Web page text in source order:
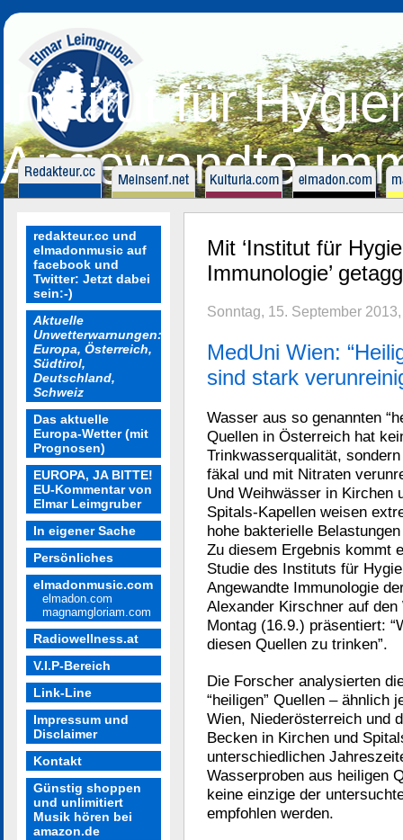
Institut für
Angewandte
redakteur.cc und
elmadonmusic auf
facebook und
Twitter: Jetzt dabei
sein:-)
Aktuelle
Unwetterwarnungen:
Europa, Österreich,
Südtirol,
Deutschland,
Schweiz
Das aktuelle
Europa-Wetter (mit
Prognosen)
EUROPA, JA BITTE!
EU-Kommentar von
Elmar Leimgruber
In eigener Sache
Persönliches
elmadonmusic.com
elmadon.com
magnamgloriam.com
Radiowellness.at
V.I.P-Bereich
Link-Line
Impressum und
Disclaimer
Kontakt
Günstig shoppen
und unlimitiert
Musik hören bei
amazon.de
Mit ‘Institut für
Immunologie’
Sonntag, 15. September
MedUni Wien:
sind stark
Wasser aus so genannten
Quellen in Österreich hat
Trinkwasserqualität,
fäkal und mit Nitraten
Und Weihwässer in Kirchen
Spitals-Kapellen weisen
hohe bakterielle
Zu diesem Ergebnis kommt
Studie des Instituts für
Angewandte Immunologie
Alexander Kirschner auf
Montag (16.9.) präsentiert:
diesen Quellen zu trinken”.
Die Forscher analysierten
“heiligen” Quellen – ähnlich
Wien, Niederösterreich und
Becken in Kirchen und
unterschiedlichen
Wasserproben aus heiligen
keine einzige der
empfohlen werden.